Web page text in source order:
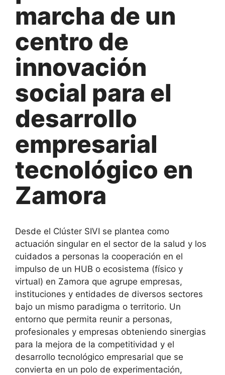
marcha de un
centro de
innovación
social para el
desarrollo
empresarial
tecnológico en
Zamora
Desde el Clúster SIVI se plantea como
actuación singular en el sector de la salud y los
cuidados a personas la cooperación en el
impulso de un HUB o ecosistema (físico y
virtual) en Zamora que agrupe empresas,
instituciones y entidades de diversos sectores
bajo un mismo paradigma o territorio. Un
entorno que permita reunir a personas,
profesionales y empresas obteniendo sinergias
para la mejora de la competitividad y el
desarrollo tecnológico empresarial que se
convierta en un polo de experimentación,